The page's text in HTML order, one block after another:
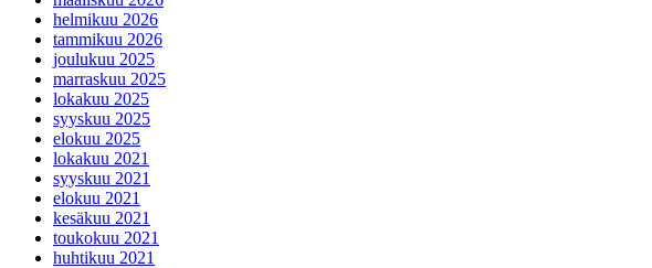
helmikuu 2026
tammikuu 2026
joulukuu 2025
marraskuu 2025
lokakuu 2025
syyskuu 2025
elokuu 2025
lokakuu 2021
syyskuu 2021
elokuu 2021
kesäkuu 2021
toukokuu 2021
huhtikuu 2021